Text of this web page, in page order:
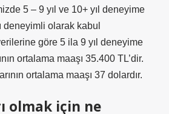
5 – 9 yıl ve 10+ yıl deneyime
deneyimli olarak kabul
göre 5 ila 9 yıl deneyime
ortalama maaşı 35.400 TL’dir.
ortalama maaşı 37 dolardır.
olmak için ne